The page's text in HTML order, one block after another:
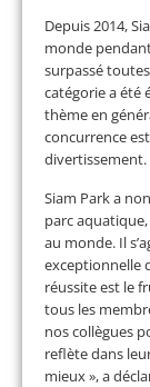
Depuis 2014,
monde
surpassé
catégorie a été
thème en
concurrence
divertissement.
Siam Park a
parc
au monde. Il
exceptionnelle
réussite est le
tous les
nos collègues
reflète dans
mieux », a